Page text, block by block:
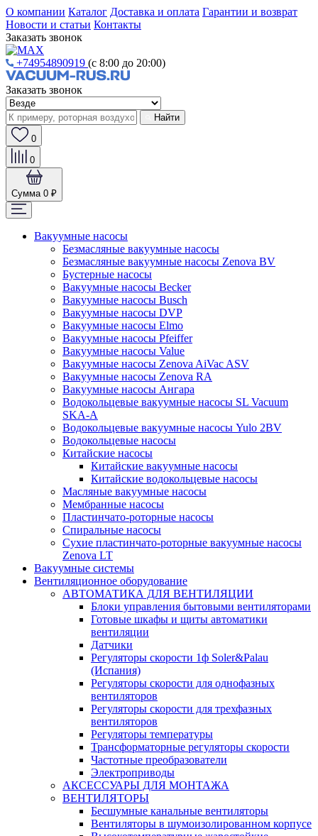
О компании Каталог Доставка и оплата Гарантии и возврат
Новости и статьи Контакты
Заказать звонок
+74954890919 (с 8:00 до 20:00)
Заказать звонок
Найти
0
0
Сумма 0 ₽
Вакуумные насосы
Безмасляные вакуумные насосы
Безмасляные вакуумные насосы Zenova BV
Бустерные насосы
Вакуумные насосы Becker
Вакуумные насосы Busch
Вакуумные насосы DVP
Вакуумные насосы Elmo
Вакуумные насосы Pfeiffer
Вакуумные насосы Value
Вакуумные насосы Zenova AiVac ASV
Вакуумные насосы Zenova RA
Вакуумные насосы Ангара
Водокольцевые вакуумные насосы SL Vacuum
SKA-A
Водокольцевые вакуумные насосы Yulo 2BV
Водокольцевые насосы
Китайские насосы
Китайские вакуумные насосы
Китайские водокольцевые насосы
Масляные вакуумные насосы
Мембранные насосы
Пластинчато-роторные насосы
Спиральные насосы
Сухие пластинчато-роторные вакуумные насосы
Zenova LT
Вакуумные системы
Вентиляционное оборудование
АВТОМАТИКА ДЛЯ ВЕНТИЛЯЦИИ
Блоки управления бытовыми вентиляторами
Готовые шкафы и щиты автоматики
вентиляции
Датчики
Регуляторы скорости 1ф Soler&Palau
(Испания)
Регуляторы скорости для однофазных
вентиляторов
Регуляторы скорости для трехфазных
вентиляторов
Регуляторы температуры
Трансформаторные регуляторы скорости
Частотные преобразователи
Электроприводы
АКСЕССУАРЫ ДЛЯ МОНТАЖА
ВЕНТИЛЯТОРЫ
Бесшумные канальные вентиляторы
Вентиляторы в шумоизолированном корпусе